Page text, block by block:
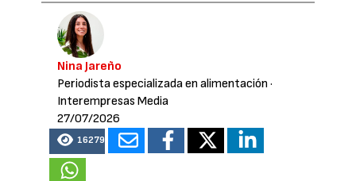
Nina Jareño
Periodista especializada en alimentación ·
Interempresas Media
27/07/2026
16279